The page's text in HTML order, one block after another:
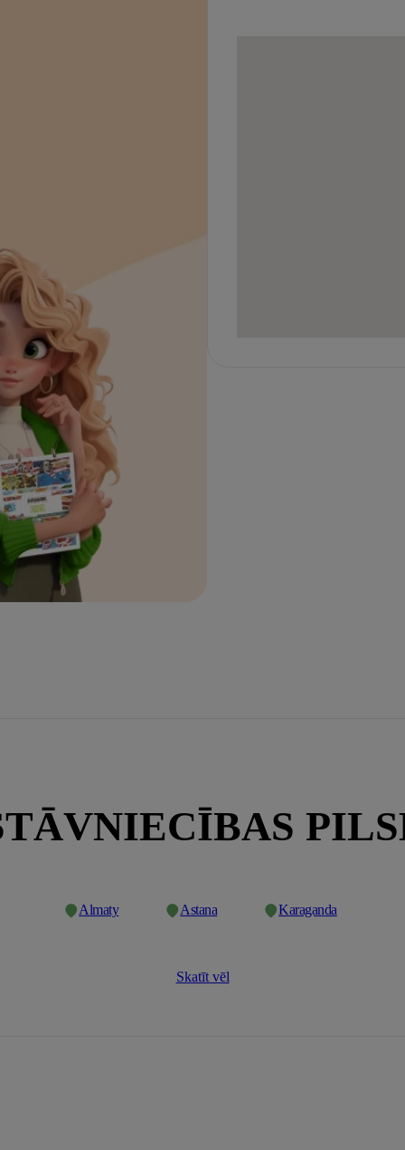
Almaty Astana Karaganda
Skatīt vēl